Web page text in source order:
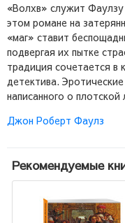
«Волхв» служит
этом романе на
«маг» ставит
подвергая их пытке
традиция сочетается в
детектива.
написанного о
Джон Роберт Фаулз
Рекомендуемые